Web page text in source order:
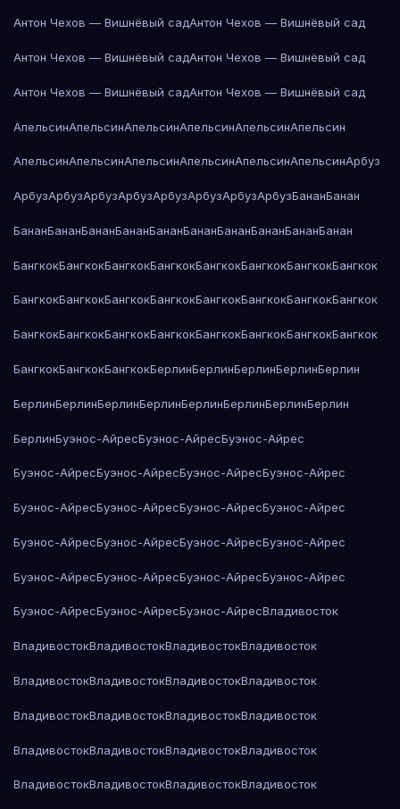
Антон Чехов — Вишнёвый садАнтон Чехов — Вишнёвый сад
Антон Чехов — Вишнёвый садАнтон Чехов — Вишнёвый сад
Антон Чехов — Вишнёвый садАнтон Чехов — Вишнёвый сад
АпельсинАпельсинАпельсинАпельсинАпельсинАпельсин
АпельсинАпельсинАпельсинАпельсинАпельсинАпельсинАрбуз
АрбузАрбузАрбузАрбузАрбузАрбузАрбузАрбузБананБанан
БананБананБананБананБананБананБананБананБананБанан
БангкокБангкокБангкокБангкокБангкокБангкокБангкокБангкок
БангкокБангкокБангкокБангкокБангкокБангкокБангкокБангкок
БангкокБангкокБангкокБангкокБангкокБангкокБангкокБангкок
БангкокБангкокБангкокБерлинБерлинБерлинБерлинБерлин
БерлинБерлинБерлинБерлинБерлинБерлинБерлинБерлин
БерлинБуэнос-АйресБуэнос-АйресБуэнос-Айрес
Буэнос-АйресБуэнос-АйресБуэнос-АйресБуэнос-Айрес
Буэнос-АйресБуэнос-АйресБуэнос-АйресБуэнос-Айрес
Буэнос-АйресБуэнос-АйресБуэнос-АйресБуэнос-Айрес
Буэнос-АйресБуэнос-АйресБуэнос-АйресБуэнос-Айрес
Буэнос-АйресБуэнос-АйресБуэнос-АйресВладивосток
ВладивостокВладивостокВладивостокВладивосток
ВладивостокВладивостокВладивостокВладивосток
ВладивостокВладивостокВладивостокВладивосток
ВладивостокВладивостокВладивостокВладивосток
ВладивостокВладивостокВладивостокВладивосток